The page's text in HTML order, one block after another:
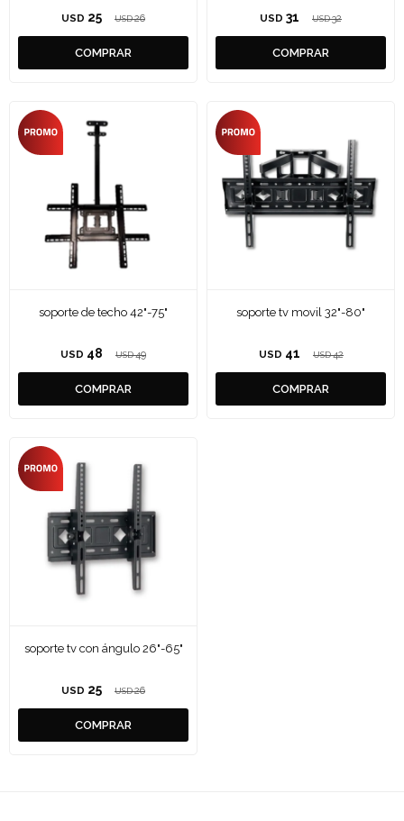
USD 25 USD 26 USD 31 USD 32
soporte de techo 42"-75"
USD 48 USD 49
soporte tv movil 32"-80"
USD 41 USD 42
soporte tv con ángulo 26"-65"
USD 25 USD 26